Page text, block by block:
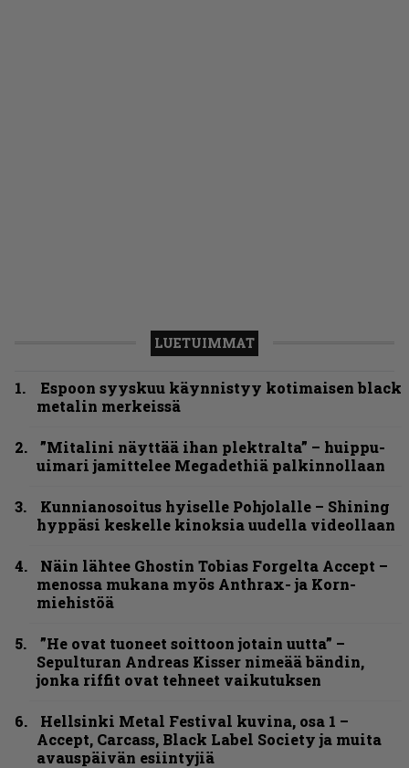
LUETUIMMAT
Espoon syyskuu käynnistyy kotimaisen black
metalin merkeissä
”Mitalini näyttää ihan plektralta” – huippu-
uimari jamittelee Megadethiä palkinnollaan
Kunnianosoitus hyiselle Pohjolalle – Shining
hyppäsi keskelle kinoksia uudella videollaan
Näin lähtee Ghostin Tobias Forgelta Accept –
menossa mukana myös Anthrax- ja Korn-
miehistöä
”He ovat tuoneet soittoon jotain uutta” –
Sepulturan Andreas Kisser nimeää bändin,
jonka riffit ovat tehneet vaikutuksen
Hellsinki Metal Festival kuvina, osa 1 –
Accept, Carcass, Black Label Society ja muita
avauspäivän esiintyjiä